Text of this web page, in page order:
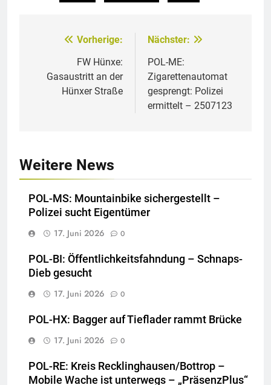
Beitragsnavigation
Vorherige:
FW Hünxe:
Gasaustritt an der
Hünxer Straße
Nächster:
POL-ME:
Zigarettenautomat
gesprengt: Polizei
ermittelt – 2507123
Weitere News
POL-MS: Mountainbike sichergestellt –
Polizei sucht Eigentümer
17. Juni 2026
0
POL-BI: Öffentlichkeitsfahndung – Schnaps-
Dieb gesucht
17. Juni 2026
0
POL-HX: Bagger auf Tieflader rammt Brücke
17. Juni 2026
0
POL-RE: Kreis Recklinghausen/Bottrop –
Mobile Wache ist unterwegs – „PräsenzPlus“